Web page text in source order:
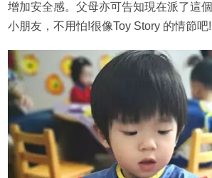
增加安全感。父母亦可告知現在派了這
小朋友，不用怕!很像Toy Story 的情節吧